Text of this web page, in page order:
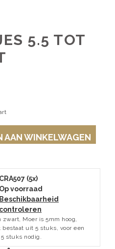
5.5 TOT
AAN WINKELWAGEN
CRA507 (5x)
Op voorraad
Beschikbaarheid
controleren
Moer is 5mm hoog,
uit 5 stuks, voor een
stuks nodig.